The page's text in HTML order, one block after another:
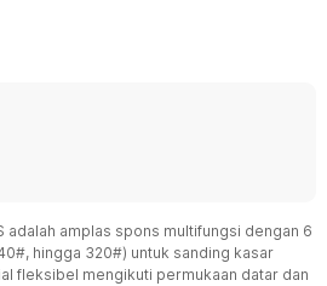
adalah amplas spons multifungsi dengan 6
hingga 320#) untuk sanding kasar
fleksibel mengikuti permukaan datar dan